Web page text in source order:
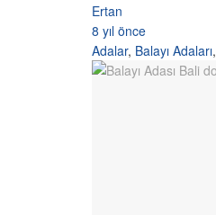
Ertan
8 yıl önce
Adalar, Balayı Adaları,